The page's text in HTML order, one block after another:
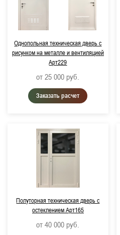
Однопольная техническая дверь с
рисунком на металле и вентиляцией
Арт229
от 25 000 руб.
Заказать расчет
Полуторная техническая дверь с
остеклением Арт165
от 40 000 руб.